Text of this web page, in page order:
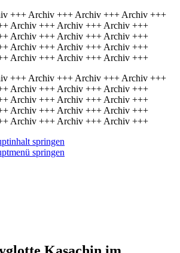
+++ Archiv +++ Archiv +++ Archiv +++
Archiv +++ Archiv +++ Archiv +++
Archiv +++ Archiv +++ Archiv +++
Archiv +++ Archiv +++ Archiv +++
Archiv +++ Archiv +++ Archiv +++
+++ Archiv +++ Archiv +++ Archiv +++
Archiv +++ Archiv +++ Archiv +++
Archiv +++ Archiv +++ Archiv +++
Archiv +++ Archiv +++ Archiv +++
Archiv +++ Archiv +++ Archiv +++
springen
springen